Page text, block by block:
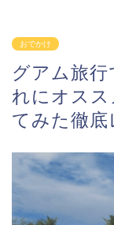
おでかけ
グアム旅
れにオスス
てみた徹底